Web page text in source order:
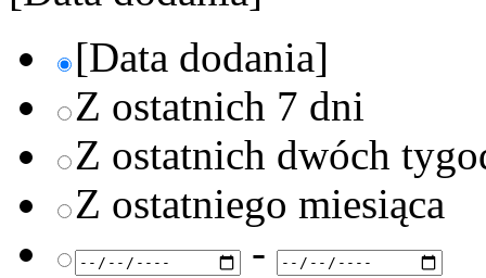
[Data dodania]
Z ostatnich 7 dni
Z ostatnich dwóch
Z ostatniego miesiąca
-